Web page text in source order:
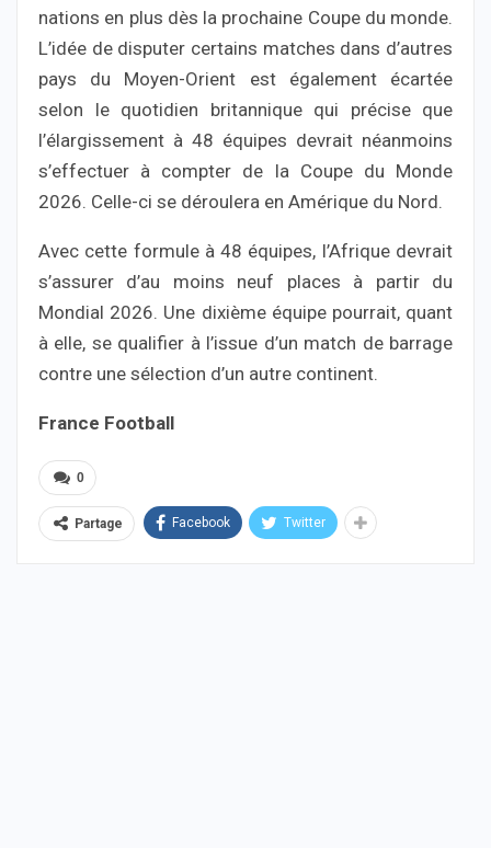
nations en plus dès la prochaine Coupe du monde.
L’idée de disputer certains matches dans d’autres
pays du Moyen-Orient est également écartée
selon le quotidien britannique qui précise que
l’élargissement à 48 équipes devrait néanmoins
s’effectuer à compter de la Coupe du Monde
2026. Celle-ci se déroulera en Amérique du Nord.
Avec cette formule à 48 équipes, l’Afrique devrait
s’assurer d’au moins neuf places à partir du
Mondial 2026. Une dixième équipe pourrait, quant
à elle, se qualifier à l’issue d’un match de barrage
contre une sélection d’un autre continent.
France Football
0
Partage Facebook Twitter